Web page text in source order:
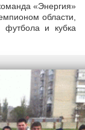
«Энергия»
области,
футбола и кубка